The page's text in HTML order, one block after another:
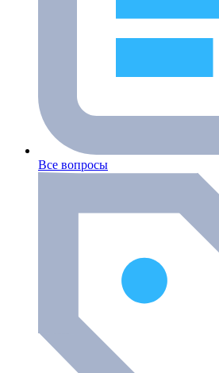
Все вопросы